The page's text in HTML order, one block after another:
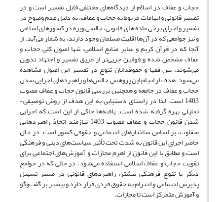
حجاب و عفاف در اسلام از دیدگاه‌های مختلفی قابل تفسیر است و در
تفسیر قانونی و ابهامات مربوط به حجاب و عفاف، به دلیل عدم وضوح در
تفسیر و اجرای برخی ماده های قانونی، چالشی ویژه در کشورهای اسلامی
و نیز جوامعی که در آن‌ها اقلیت مسلمان وجود دارند، به شمار می‌آید. از
آنجا که در قرآن کریم و سایر منابع اسلامی، تنها اصول کلی حجاب و
عفاف مشخص شده و قوانین جزیی‌تر از طریق تفسیر و اجتهاد تدوین
می‌شوند، بین فقها و حقوقدانان تنوع در تفسیر این اصول مشاهده
می‌شود. هدف از انجام این پژوهش چالش‌ها و راهبردهای اجرایی شدن
حجاب و عفاف در جامعه و همچنین بررسی قانون حجاب و عفاف مصوب
1403 است. لذا در راستای دستیابی به این هدف از روش توصیفی-
تحلیلی بهره گرفته‌ شده است. یافته‌ها حاکی از این است که اجرایی
شدن قانون حجاب و عفاف مصوب 1403 نیازمند اتخاذ راهبردهایی
متفاوت، بر اساس ساختارهای اجتماعی و حقوقی کشور است. در حال
حاضر اجرای این قانون به‌ شدت تحت تأثیر سیاست‌های دینی و فرهنگی
است و مطابق با این قانون از اهرم مجازات و آموزش‌های اجتماعی برای
تقویت حجاب و عفاف اسلامی استفاده می‌شود، در حالی که در جوامع
دیگر با تنوع فرهنگی بیشتر، راهبردهای قانونی در مسیر تسهیل
پذیرش اجتماعی و احترام به حقوق فردی قرار دارد و بیشتر بر گفت‌وگو
و آموزش متمرکز است تا مجازات.